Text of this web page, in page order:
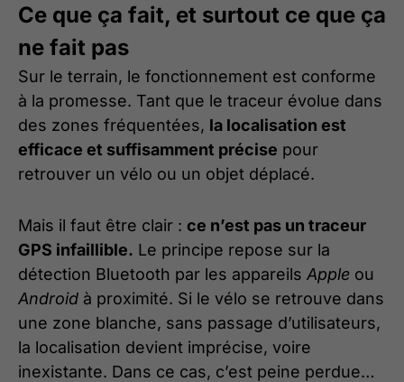
Ce que ça fait, et surtout ce que ça
ne fait pas
Sur le terrain, le fonctionnement est conforme
à la promesse. Tant que le traceur évolue dans
des zones fréquentées, la localisation est
efficace et suffisamment précise pour
retrouver un vélo ou un objet déplacé.
Mais il faut être clair : ce n’est pas un traceur
GPS infaillible. Le principe repose sur la
détection Bluetooth par les appareils Apple ou
Android à proximité. Si le vélo se retrouve dans
une zone blanche, sans passage d’utilisateurs,
la localisation devient imprécise, voire
inexistante. Dans ce cas, c’est peine perdue…